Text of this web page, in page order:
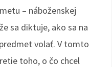
– náboženskej
sa diktuje, ako sa na
volať. V tomto
toho, o čo chcel